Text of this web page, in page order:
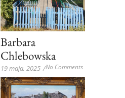
Barbara
Chlebowska
19 maja, 2025 /No Comments